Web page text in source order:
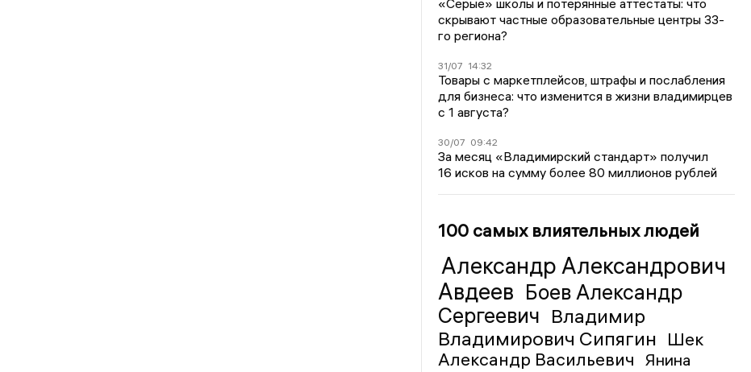
«Серые» школы и потерянные аттестаты: что
скрывают частные образовательные центры 33-
го региона?
31/07 14:32
Товары с маркетплейсов, штрафы и послабления
для бизнеса: что изменится в жизни владимирцев
с 1 августа?
30/07 09:42
За месяц «Владимирский стандарт» получил
16 исков на сумму более 80 миллионов рублей
100 самых влиятельных людей
Александр Александрович
Авдеев Боев Александр
Сергеевич Владимир
Владимирович Сипягин Шек
Александр Васильевич
Янина